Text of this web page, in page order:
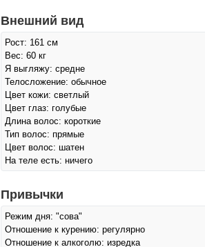
Внешний вид
Рост: 161 см
Вес: 60 кг
Я выгляжу: средне
Телосложение: обычное
Цвет кожи: светлый
Цвет глаз: голубые
Длина волос: короткие
Тип волос: прямые
Цвет волос: шатен
На теле есть: ничего
Привычки
Режим дня: "сова"
Отношение к курению: регулярно
Отношение к алкоголю: изредка